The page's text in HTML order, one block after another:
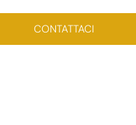
CONTATTACI